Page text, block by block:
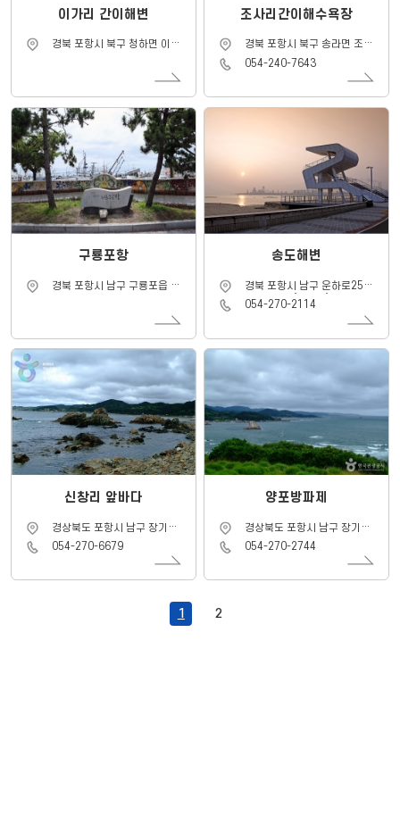
이가리 간이해변
주
경북 포항시 북구 청하면 이가
조사리간이해수욕장
주
소
경북 포항시 북구 송라면 조사
리 348-6
연
054-240-7643
구룡포항
주
경북 포항시 남구 구룡포읍 호
송도해변
주
소
경북 포항시 남구 운하로251
번길 34-1 (송도동)
연
054-270-2114
신창리 앞바다
주
소
경상북도 포항시 남구 장기면
동해안로 (장기면)
연
054-270-6679
양포방파제
주
소
경상북도 포항시 남구 장기면
양포항길 (장기면)
연
054-270-2744
1 2